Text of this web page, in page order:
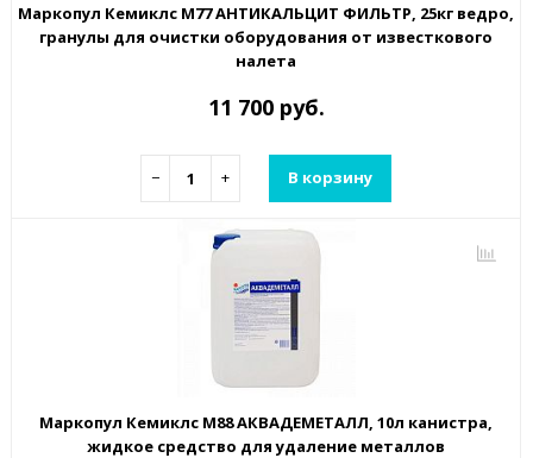
Маркопул Кемиклс М77 АНТИКАЛЬЦИТ ФИЛЬТР, 25кг ведро,
гранулы для очистки оборудования от известкового
налета
11 700 руб.
− + В корзину
Маркопул Кемиклс М88 АКВАДЕМЕТАЛЛ, 10л канистра,
жидкое средство для удаление металлов